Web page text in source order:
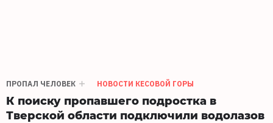
ПРОПАЛ ЧЕЛОВЕК НОВОСТИ КЕСОВОЙ ГОРЫ
К поиску пропавшего подростка в
Тверской области подключили водолазов